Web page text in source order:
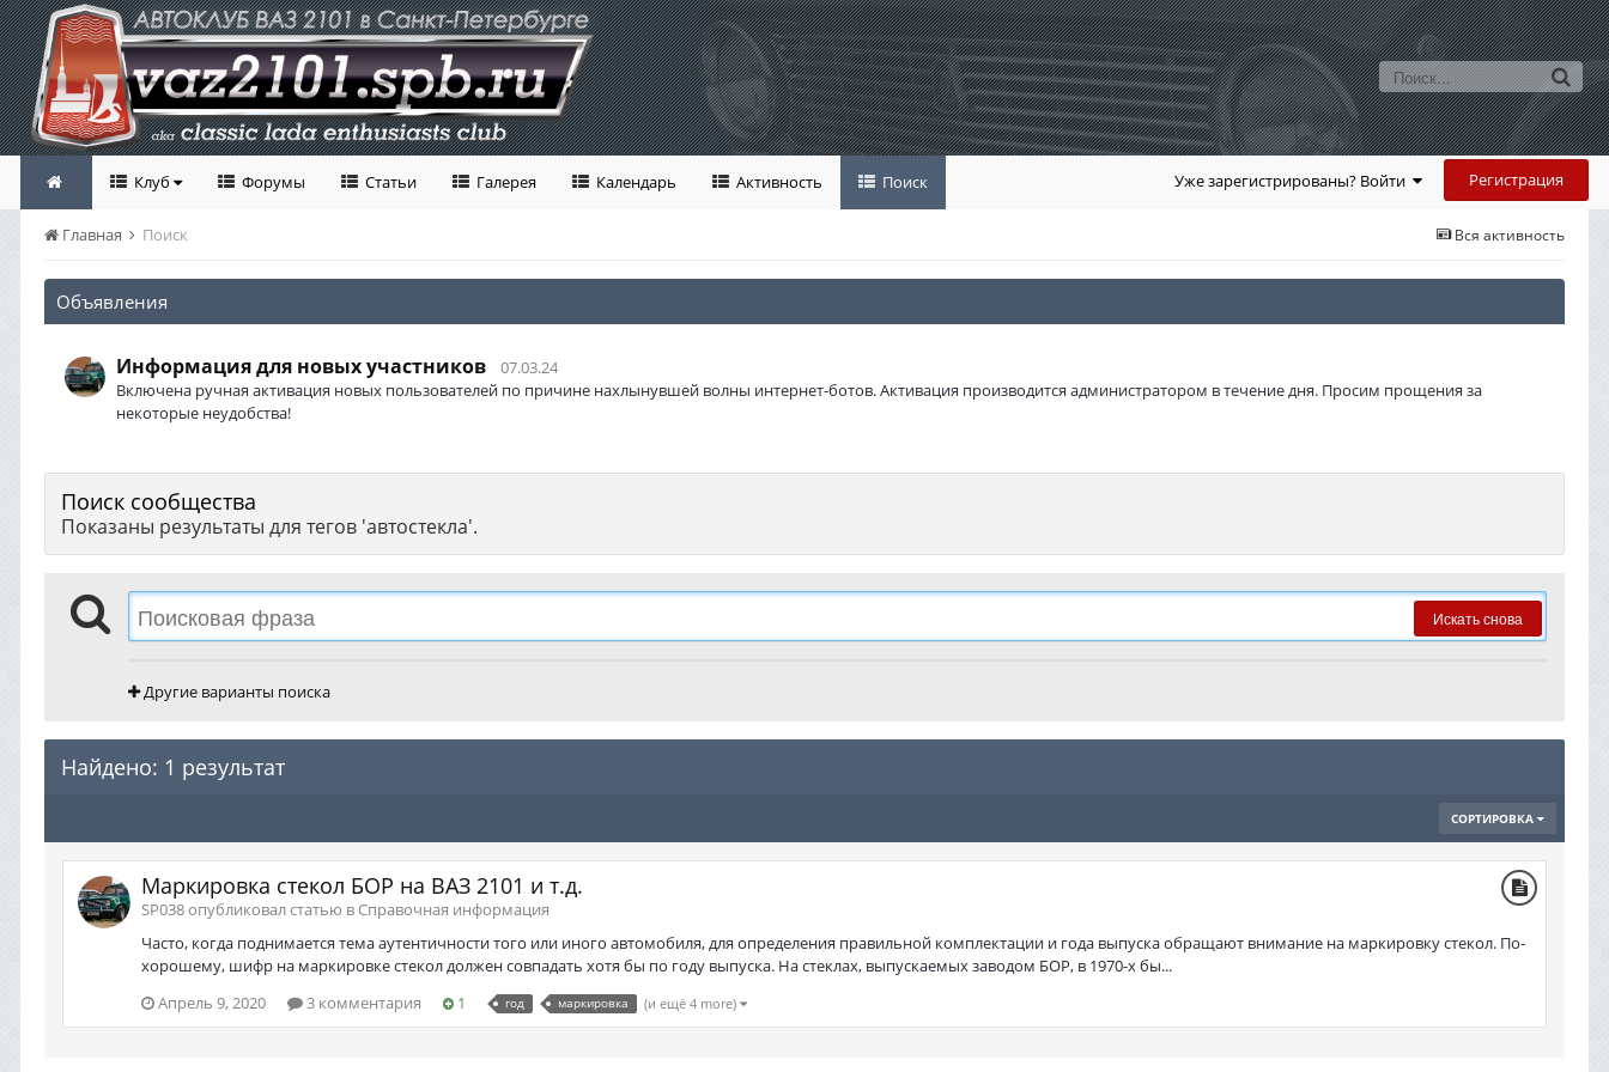
Уже зарегистрированы? Войти Регистрация
Клуб Форумы Статьи Галерея Календарь Активность Поиск
Вся активность
Главная Поиск
Объявления
Информация для новых участников
07.03.24
Включена ручная активация новых пользователей по причине нахлынувшей волны интернет-ботов. Активация производится администратором в течение дня. Просим прощения за
некоторые неудобства!
Поиск сообщества
Показаны результаты для тегов 'автостекла'.
Искать снова
Другие варианты поиска
Найдено: 1 результат
СОРТИРОВКА
Маркировка стекол БОР на ВАЗ 2101 и т.д.
SP038 опубликовал статью в Справочная информация
Часто, когда поднимается тема аутентичности того или иного автомобиля, для определения правильной комплектации и года выпуска обращают внимание на маркировку стекол. По-
хорошему, шифр на маркировке стекол должен совпадать хотя бы по году выпуска. На стеклах, выпускаемых заводом БОР, в 1970-х бы...
Апрель 9, 2020
3 комментария 1 год маркировка (и ещё 4 more)